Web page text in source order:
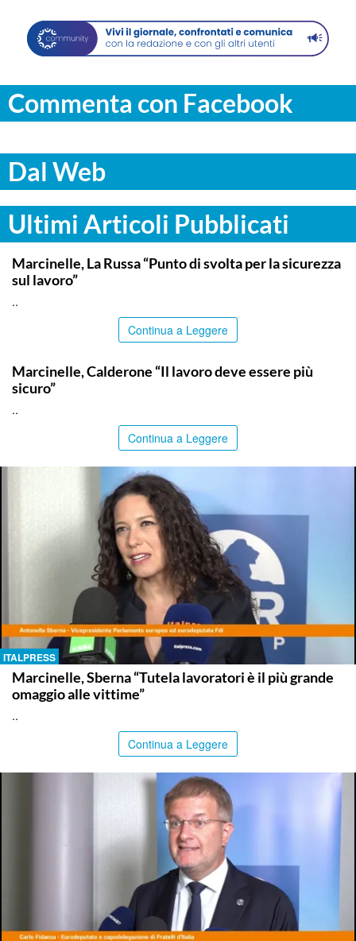
Commenta con Facebook
Dal Web
Ultimi Articoli Pubblicati
ITALPRESS
Marcinelle, La Russa “Punto di svolta per la sicurezza
sul lavoro”
..
Continua a Leggere
Marcinelle, Calderone “Il lavoro deve essere più
sicuro”
..
Continua a Leggere
ITALPRESS
Marcinelle, Sberna “Tutela lavoratori è il più grande
omaggio alle vittime”
..
Continua a Leggere